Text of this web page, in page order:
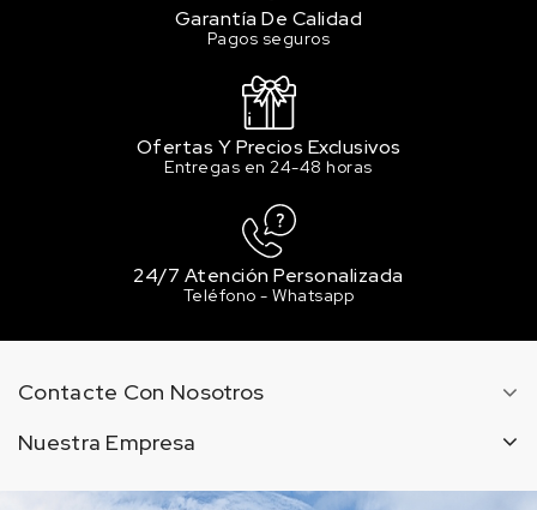
Garantía De Calidad
Pagos seguros
Ofertas Y Precios Exclusivos
Entregas en 24-48 horas
24/7 Atención Personalizada
Teléfono - Whatsapp
Contacte Con Nosotros
Nuestra Empresa